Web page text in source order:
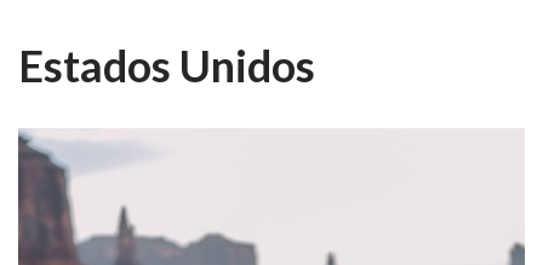
Estados Unidos